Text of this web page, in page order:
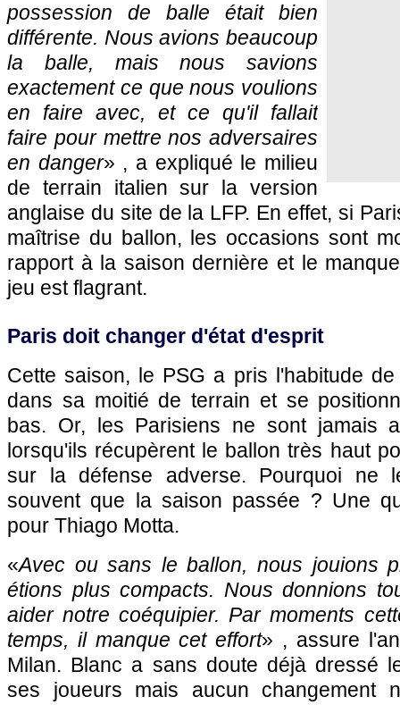
possession de balle était bien
différente. Nous avions beaucoup
la balle, mais nous savions
exactement ce que nous voulions
en faire avec, et ce qu'il fallait
faire pour mettre nos adversaires
en danger» , a expliqué le milieu
de terrain italien sur la version
anglaise du site de la LFP. En effet, si
maîtrise du ballon, les occasions sont
rapport à la saison dernière et le
jeu est flagrant.
Paris doit changer d'état d'esprit
Cette saison, le PSG a pris l'habitude
dans sa moitié de terrain et se
bas. Or, les Parisiens ne sont jamais
lorsqu'ils récupèrent le ballon très haut
sur la défense adverse. Pourquoi ne
souvent que la saison passée ? Une
pour Thiago Motta.
«Avec ou sans le ballon, nous jouions
étions plus compacts. Nous donnions
aider notre coéquipier. Par moments
temps, il manque cet effort» , assure
Milan. Blanc a sans doute déjà dressé
ses joueurs mais aucun changement